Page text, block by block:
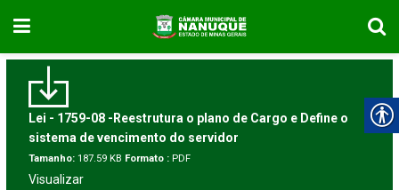
Lei - 1759-08 -Reestrutura o plano de Cargo e Define o
sistema de vencimento do servidor
Tamanho: 187.59 KB Formato : PDF
Visualizar